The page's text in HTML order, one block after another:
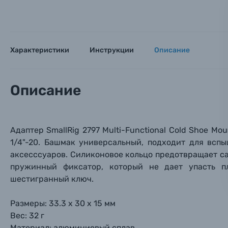
Осветительное оборудование
Фоторамки
Вами с
Характеристики Инструкции Описание
Описание
АдаптерSmallRig 2797 Multi-Functional Cold Shoe
1/4"-20. Башмак универсальный, подходит для
аксесссуаров. Силиконовое кольцо предотвращает
пружинный фиксатор, который не дает упасть
шестигранный ключ.
Размеры: 33.3 х 30 х 15 мм
Вес: 32 г